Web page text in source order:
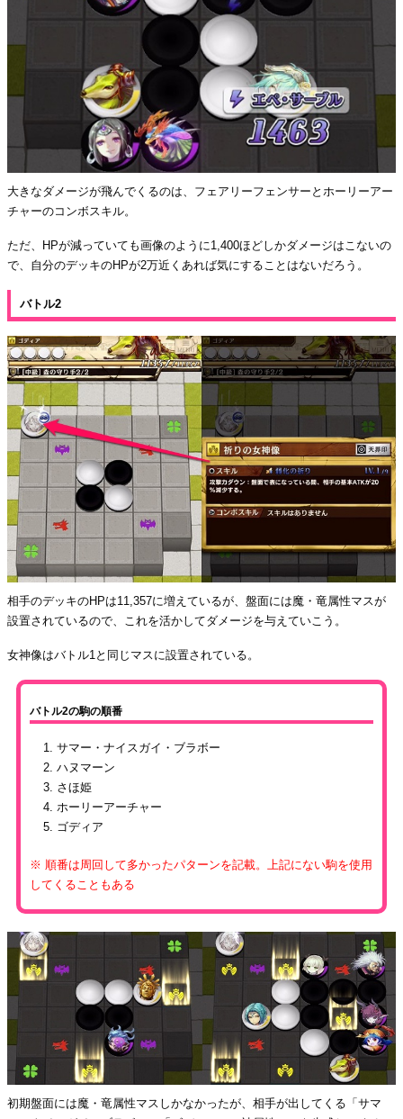
大きなダメージが飛んでくるのは、フェアリーフェンサーとホーリーアー
チャーのコンボスキル。
ただ、HPが減っていても画像のように1,400ほどしかダメージはこないの
で、自分のデッキのHPが2万近くあれば気にすることはないだろう。
バトル2
相手のデッキのHPは11,357に増えているが、盤面には魔・竜属性マスが
設置されているので、これを活かしてダメージを与えていこう。
女神像はバトル1と同じマスに設置されている。
バトル2の駒の順番
サマー・ナイスガイ・ブラボー
ハヌマーン
さほ姫
ホーリーアーチャー
ゴディア
※ 順番は周回して多かったパターンを記載。上記にない駒を使用
してくることもある
初期盤面には魔・竜属性マスしかなかったが、相手が出してくる「サマ